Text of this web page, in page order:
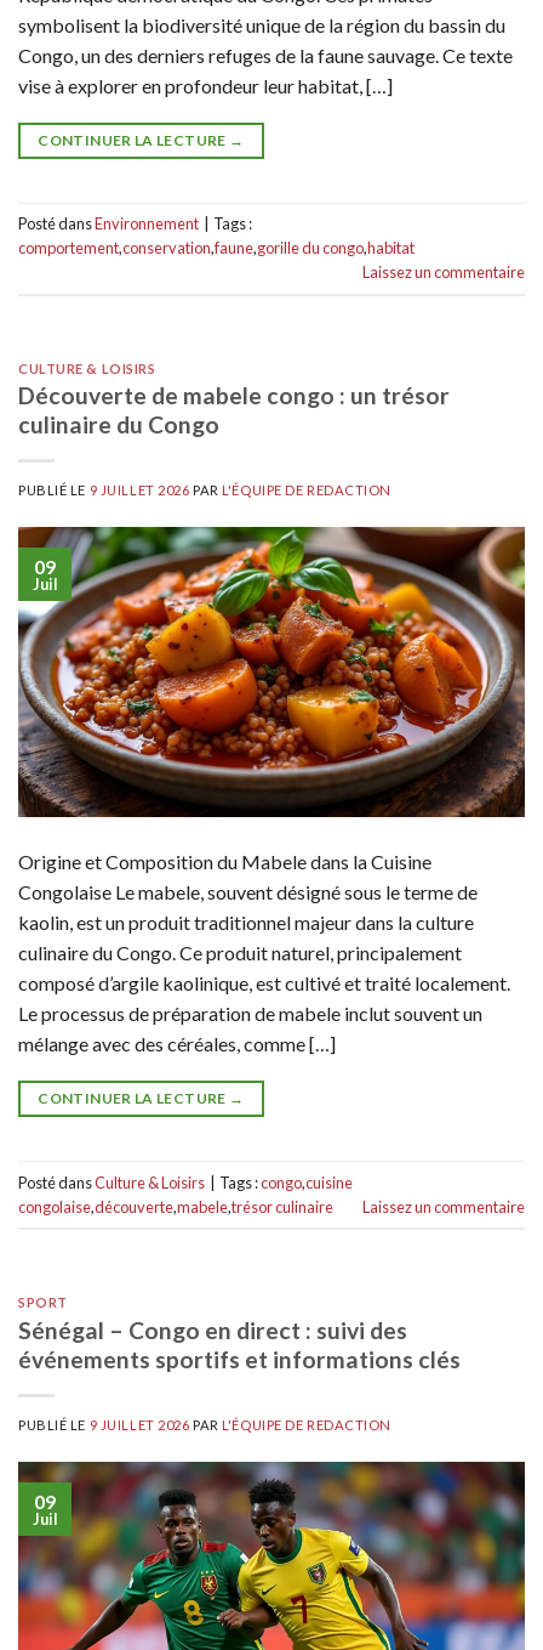
symbolisent la biodiversité unique de la région du bassin du
Congo, un des derniers refuges de la faune sauvage. Ce texte
vise à explorer en profondeur leur habitat, […]
CONTINUER LA LECTURE →
Posté dansEnvironnement
Tags :
comportement,conservation,faune,gorille du congo,habitat
Laissez un commentaire
CULTURE & LOISIRS
Découverte de mabele congo : un trésor
culinaire du Congo
PUBLIÉ LE 9 JUILLET 2026 PARL'ÉQUIPE DE REDACTION
09
Juil
Origine et Composition du Mabele dans la Cuisine
Congolaise Le mabele, souvent désigné sous le terme de
kaolin, est un produit traditionnel majeur dans la culture
culinaire du Congo. Ce produit naturel, principalement
composé d’argile kaolinique, est cultivé et traité localement.
Le processus de préparation de mabele inclut souvent un
mélange avec des céréales, comme […]
CONTINUER LA LECTURE →
Posté dansCulture & Loisirs Tags :congo,cuisine
congolaise,découverte,mabele,trésor culinaire Laissez un commentaire
SPORT
Sénégal – Congo en direct : suivi des
événements sportifs et informations clés
PUBLIÉ LE 9 JUILLET 2026 PARL'ÉQUIPE DE REDACTION
09
Juil